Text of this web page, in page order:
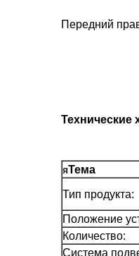
Передний
Технические
яТема
Тип продукта:
Положение
Количество:
Система